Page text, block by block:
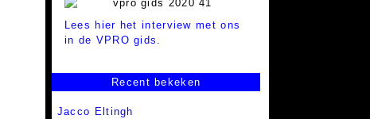
Lees hier het interview met ons
in de VPRO gids.
Recent bekeken
Jacco Eltingh